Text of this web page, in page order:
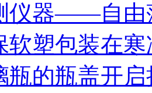
仪器——自由
软塑包装在
瓶的瓶盖开